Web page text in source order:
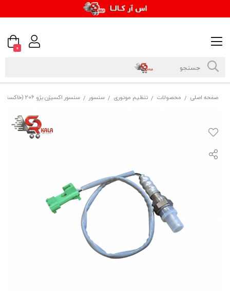
صفحه اصلی / محصولات / تنظیم موتوری / سنسور / سنسور اکسیژن پژو 206 (خاکستری) برند تتراد
0